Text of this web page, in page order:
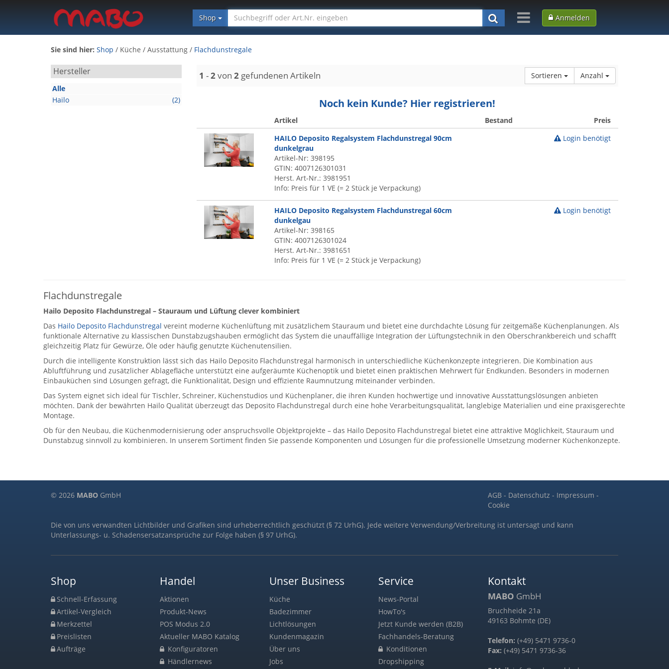
Shop Anmelden
Sie sind hier: Shop / Küche / Ausstattung / Flachdunstregale
Hersteller
Alle
Hailo
(2)
1 -2von 2gefundenen Artikeln Sortieren Anzahl
Noch kein Kunde? Hier registrieren!
Artikel Bestand
Preis
HAILO Deposito Regalsystem Flachdunstregal 90cm
dunkelgrau
Artikel-Nr: 398195
GTIN: 4007126301031
Herst. Art-Nr.: 3981951
Info: Preis für 1 VE (= 2 Stück je Verpackung)
Login benötigt
HAILO Deposito Regalsystem Flachdunstregal 60cm
dunkelgau
Artikel-Nr: 398165
GTIN: 4007126301024
Herst. Art-Nr.: 3981651
Info: Preis für 1 VE (= 2 Stück je Verpackung)
Login benötigt
Flachdunstregale
Hailo Deposito Flachdunstregal – Stauraum und Lüftung clever kombiniert
Das Hailo Deposito Flachdunstregal vereint moderne Küchenlüftung mit zusätzlichem Stauraum und bietet eine durchdachte Lösung für zeitgemäße Küchenplanungen. Als
funktionale Alternative zu klassischen Dunstabzugshauben ermöglicht das System die unauffällige Integration der Lüftungstechnik in den Oberschrankbereich und schafft
gleichzeitig Platz für Gewürze, Öle oder häufig genutzte Küchenutensilien.
Durch die intelligente Konstruktion lässt sich das Hailo Deposito Flachdunstregal harmonisch in unterschiedliche Küchenkonzepte integrieren. Die Kombination aus
Abluftführung und zusätzlicher Ablagefläche unterstützt eine aufgeräumte Küchenoptik und bietet einen praktischen Mehrwert für Endkunden. Besonders in modernen
Einbauküchen sind Lösungen gefragt, die Funktionalität, Design und effiziente Raumnutzung miteinander verbinden.
Das System eignet sich ideal für Tischler, Schreiner, Küchenstudios und Küchenplaner, die ihren Kunden hochwertige und innovative Ausstattungslösungen anbieten
möchten. Dank der bewährten Hailo Qualität überzeugt das Deposito Flachdunstregal durch eine hohe Verarbeitungsqualität, langlebige Materialien und eine praxisgerechte
Montage.
Ob für den Neubau, die Küchenmodernisierung oder anspruchsvolle Objektprojekte – das Hailo Deposito Flachdunstregal bietet eine attraktive Möglichkeit, Stauraum und
Dunstabzug sinnvoll zu kombinieren. In unserem Sortiment finden Sie passende Komponenten und Lösungen für die professionelle Umsetzung moderner Küchenkonzepte.
© 2026 MABO GmbH AGB- Datenschutz - Impressum -
Cookie
Die von uns verwandten Lichtbilder und Grafiken sind urheberrechtlich geschützt (§ 72 UrhG). Jede weitere Verwendung/Verbreitung ist untersagt und kann
Unterlassungs- u. Schadensersatzansprüche zur Folge haben (§ 97 UrhG).
Shop
Schnell-Erfassung
Artikel-Vergleich
Merkzettel
Preislisten
Aufträge
Handel
Aktionen
Produkt-News
POS Modus 2.0
Aktueller MABO Katalog
Konfiguratoren
Händlernews
Unser Business
Küche
Badezimmer
Lichtlösungen
Kundenmagazin
Über uns
Jobs
Service
News-Portal
HowTo's
Jetzt Kunde werden (B2B)
Fachhandels-Beratung
Konditionen
Dropshipping
Kontakt
MABO GmbH
Bruchheide 21a
49163 Bohmte (DE)
Telefon: (+49) 5471 9736-0
Fax: (+49) 5471 9736-36